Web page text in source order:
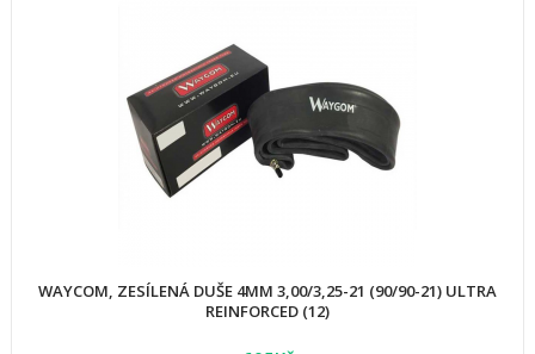
WAYCOM, ZESÍLENÁ DUŠE 4MM 3,00/3,25-21 (90/90-21) ULTRA
REINFORCED (12)